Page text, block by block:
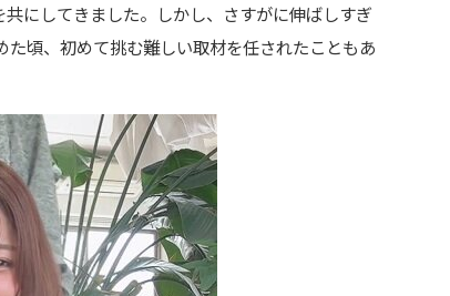
にしてきました。しかし、さすがに伸ばしすぎ
頃、初めて挑む難しい取材を任されたこともあ